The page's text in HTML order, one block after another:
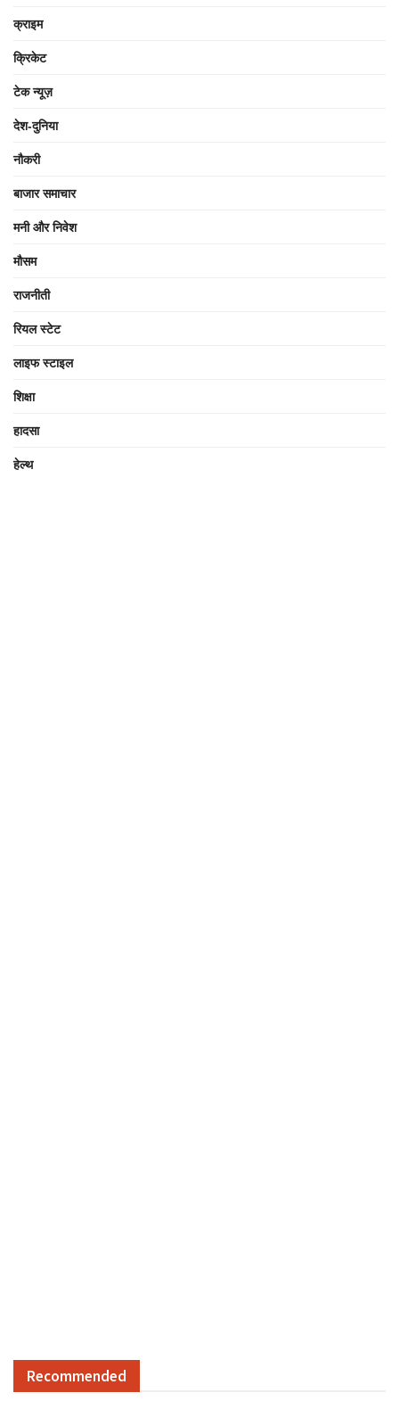
क्राइम
क्रिकेट
टेक न्यूज़
देश-दुनिया
नौकरी
बाजार समाचार
मनी और निवेश
मौसम
राजनीती
रियल स्टेट
लाइफ स्टाइल
शिक्षा
हादसा
हेल्थ
Recommended